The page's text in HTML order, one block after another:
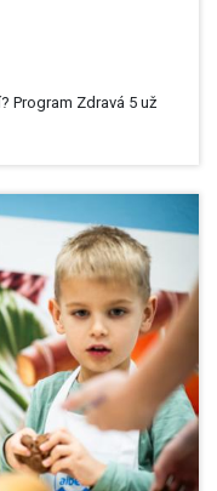
Program Zdravá 5 už